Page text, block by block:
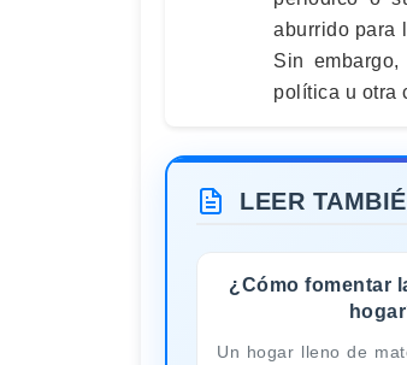
aburrido para
Sin
política u otra
LEER
¿Cómo fomentar
Un hogar lleno de